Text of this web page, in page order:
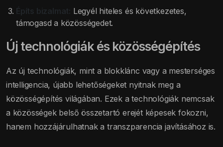
Építs bizalmat: Legyél hiteles és következetes,
támogasd a közösségedet.
Új technológiák és közösségépítés
Az új technológiák, mint a blokklánc vagy a mesterséges
intelligencia, újabb lehetőségeket nyitnak meg a
közösségépítés világában. Ezek a technológiák nemcsak
a közösségek belső összetartó erejét képesek fokozni,
hanem hozzájárulhatnak a transzparencia javításához is.